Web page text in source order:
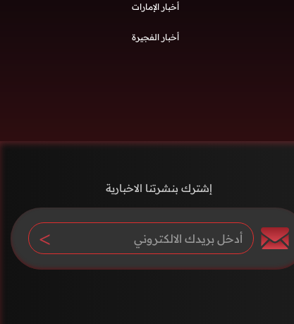
أخبار الإمارات
أخبار الفجيرة
إشترك بنشرتنا الاخبارية